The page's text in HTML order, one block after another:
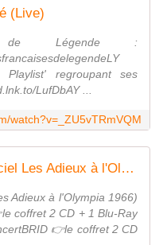
(Live)
de Légende :
regroupant ses
LufDbAY ...
watch?v=_ZU5vTRmVQM
Jacques Brel - Jef (Live officiel Les Adieux à l'Olympia 1966)
Adieux à l'Olympia 1966)
coffret 2 CD + 1 Blu-Ray
👉le coffret 2 CD